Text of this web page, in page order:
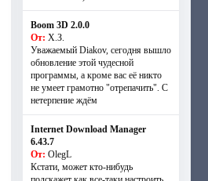
Boom 3D 2.0.0
От: Х.З.
Уважаемый Diakov, сегодня вышло
обновление этой чудесной
программы, а кроме вас её никто
не умеет грамотно "отрепачить". С
нетерпение ждём
Internet Download Manager
6.43.7
От: OlegL
Кстати, может кто-нибудь